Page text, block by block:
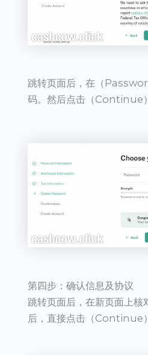
跳转页面后，在（
码。然后点击（Continue）
第四步：确认信息及协议
跳转页面后，在新页面上
后，直接点击（Continue）